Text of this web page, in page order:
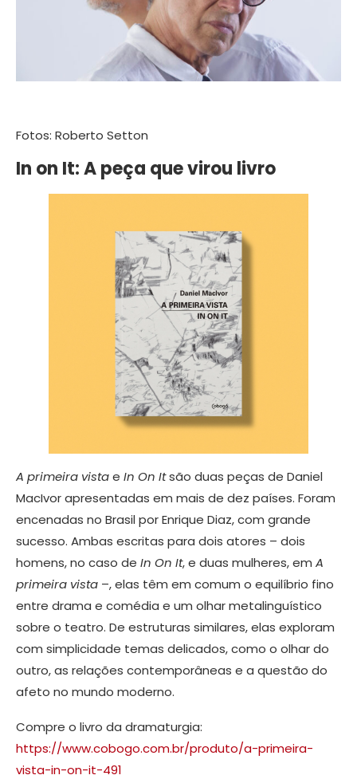
Fotos: Roberto Setton
In on It: A peça que virou livro
A primeira vistae In On Itsão duas peças de Daniel
MacIvor apresentadas em mais de dez países. Foram
encenadas no Brasil por Enrique Diaz, com grande
sucesso. Ambas escritas para dois atores – dois
homens, no caso de In On It, e duas mulheres, em A
primeira vista –, elas têm em comum o equilíbrio fino
entre drama e comédia e um olhar metalinguístico
sobre o teatro. De estruturas similares, elas exploram
com simplicidade temas delicados, como o olhar do
outro, as relações contemporâneas e a questão do
afeto no mundo moderno.
Compre o livro da dramaturgia:
https://www.cobogo.com.br/produto/a-primeira-
vista-in-on-it-491